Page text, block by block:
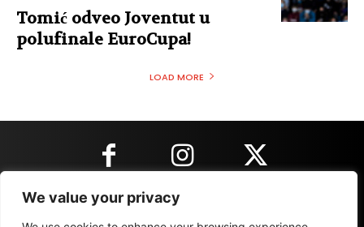
We value your privacy
Tomić odveo Joventut u
polufinale EuroCupa!
LOAD MORE
KONTAKT INFORMACIJE